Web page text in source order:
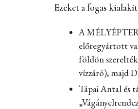
Ezeket a fogas
A
előregyártott
földön
vízzáró), majd
Tápai Antal és